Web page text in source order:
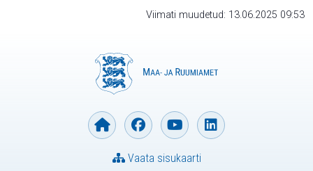
Viimati muudetud: 13.06.2025 09:53
Vaata sisukaarti